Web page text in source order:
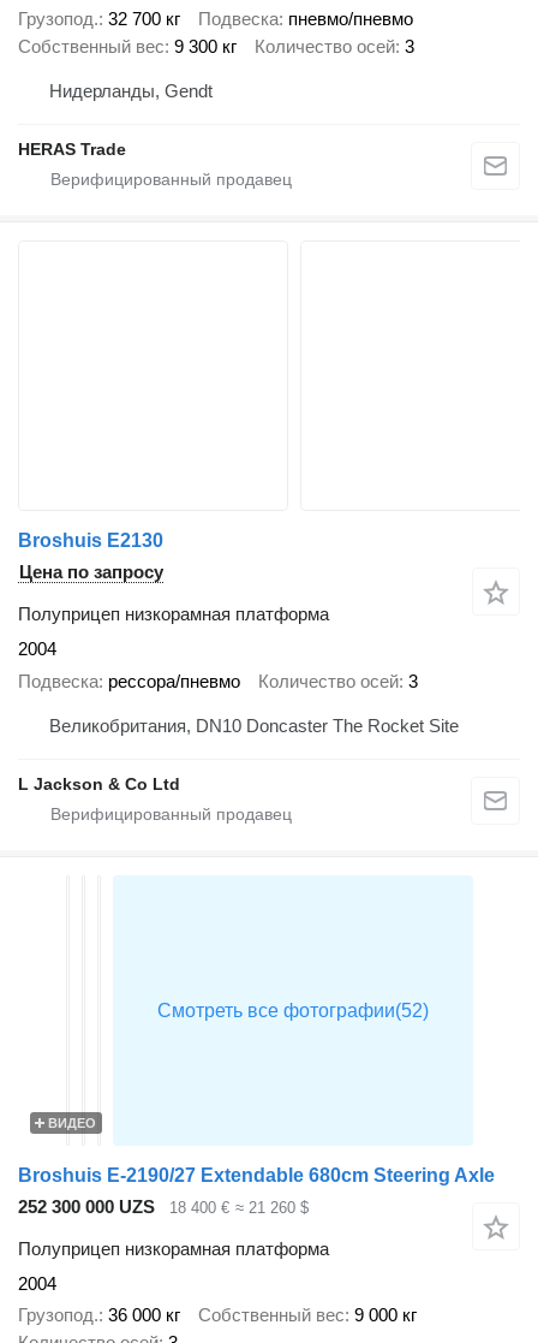
Грузопод. 32 700 кг Подвеска пневмо/пневмо
Собственный вес 9 300 кг Количество осей 3
Нидерланды, Gendt
HERAS Trade
Broshuis E2130
Цена по запросу
Полуприцеп низкорамная платформа
2004
Подвеска рессора/пневмо Количество осей 3
Великобритания, DN10 Doncaster The Rocket Site
L Jackson & Co Ltd
ВИДЕО
Broshuis E-2190/27 Extendable 680cm Steering Axle
252 300 000 UZS
18 400 € ≈ 21 260 $
Полуприцеп низкорамная платформа
2004
Грузопод. 36 000 кг Собственный вес 9 000 кг